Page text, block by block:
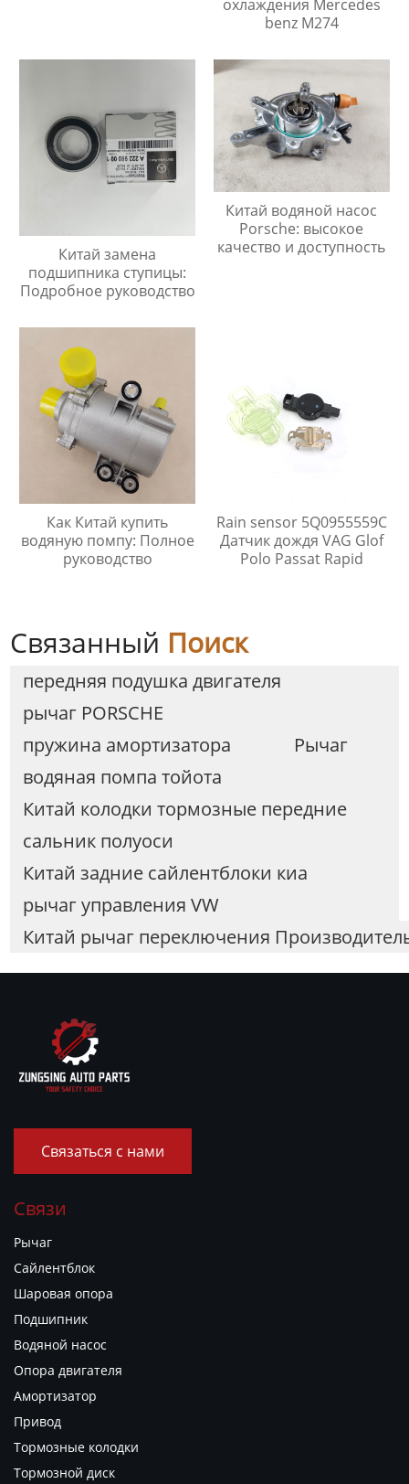
охлаждения Mercedes
benz M274
Китай замена
подшипника ступицы:
Подробное руководство
Китай водяной насос
Porsche: высокое
качество и доступность
Как Китай купить
водяную помпу: Полное
руководство
Rain sensor 5Q0955559C
Датчик дождя VAG Glof
Polo Passat Rapid
Связанный Поиск
передняя подушка двигателя
рычаг PORSCHE
пружина амортизатора
Рычаг
водяная помпа тойота
Китай колодки тормозные передние
сальник полуоси
Китай задние сайлентблоки киа
рычаг управления VW
Китай рычаг переключения
Связаться с нами
Связи
Рычаг
Сайлентблок
Шаровая опора
Подшипник
Водяной насос
Опора двигателя
Амортизатор
Привод
Тормозные колодки
Тормозной диск